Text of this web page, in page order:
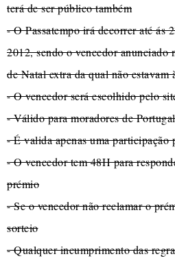
terá de ser público também
- O Passatempo irá decorrer até ás
2012, sendo o vencedor anunciado
de Natal extra da qual não estavam
- O vencedor será escolhido pelo
- Válido para moradores de
- É valida apenas uma participação
- O vencedor tem 48H para
prémio
- Se o vencedor não reclamar o
sorteio
- Qualquer incumprimento das